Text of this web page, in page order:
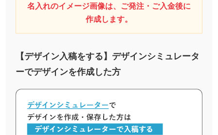
名入れのイメージ画像は、ご発注・ご入金後に
作成します。
【デザイン入稿をする】デザインシミュレータ
ーでデザインを作成した方